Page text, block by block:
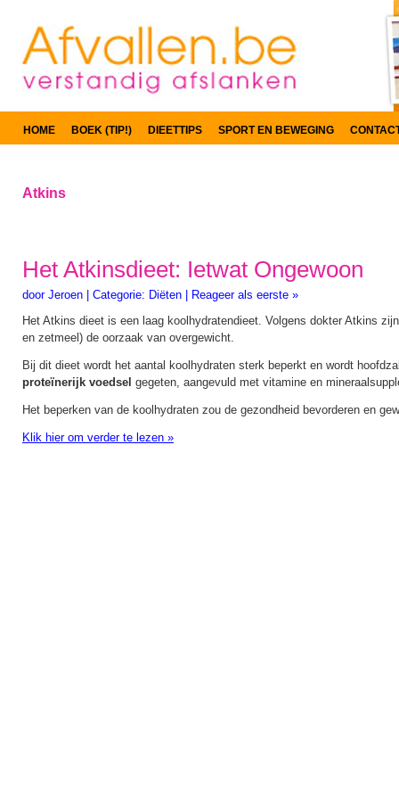
HOME BOEK (TIP!) DIEETTIPS SPORT EN BEWEGING
Atkins
Het Atkinsdieet: Ietwat Ongewoon
door Jeroen Categorie: Diëten
Reageer als eerste »
Het Atkins dieet is een laag koolhydratendieet. Volgens dokter Atkins
en zetmeel) de oorzaak van overgewicht.
Bij dit dieet wordt het aantal koolhydraten sterk beperkt en wordt
proteïnerijk voedsel gegeten, aangevuld met vitamine en
Het beperken van de koolhydraten zou de gezondheid bevorderen en
Klik hier om verder te lezen »